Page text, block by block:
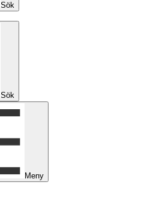
Sök
Sök
Meny